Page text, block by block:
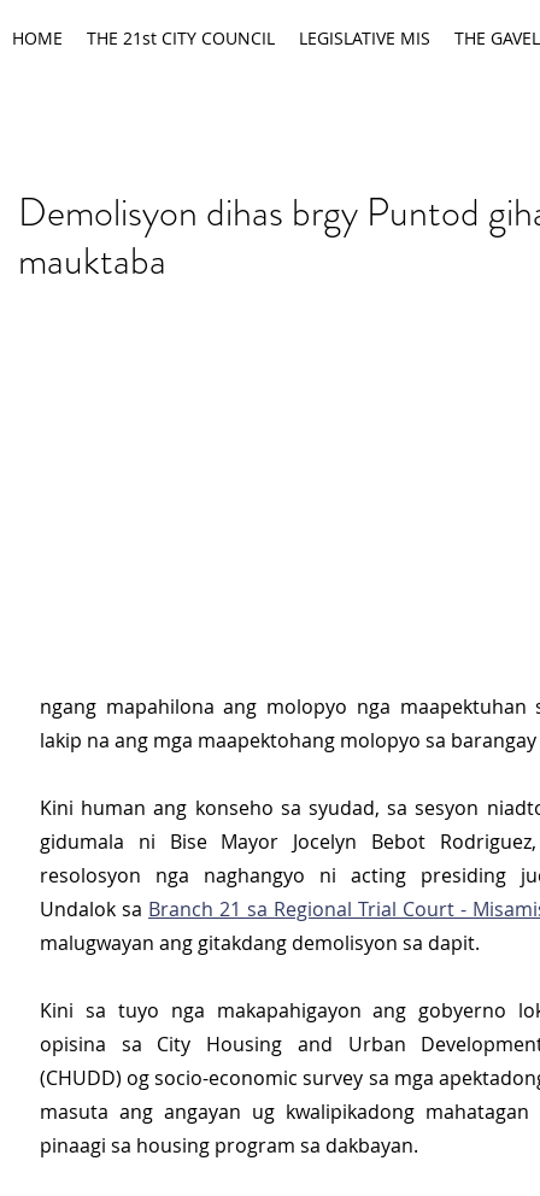
HOME THE 21st CITY COUNCIL LEGISLATIVE MIS THE GAVEL
Demolisyon dihas brgy Puntod
mauktaba
ngang mapahilona ang molopyo nga maapektuhan
lakip na ang mga maapektohang molopyo sa
Kini human ang konseho sa syudad, sa sesyon
gidumala ni Bise Mayor Jocelyn Bebot
resolosyon nga naghangyo ni acting presiding
Undalok sa Branch 21 sa Regional Trial Court -
malugwayan ang gitakdang demolisyon sa dapit.
Kini sa tuyo nga makapahigayon ang gobyerno
opisina sa City Housing and Urban
(CHUDD) og socio-economic survey sa mga
masuta ang angayan ug kwalipikadong mahatagan
pinaagi sa housing program sa dakbayan.